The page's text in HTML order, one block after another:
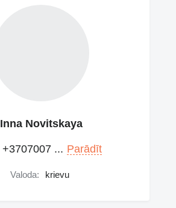
Inna Novitskaya
+3707007 ... Parādīt
Valoda: krievu